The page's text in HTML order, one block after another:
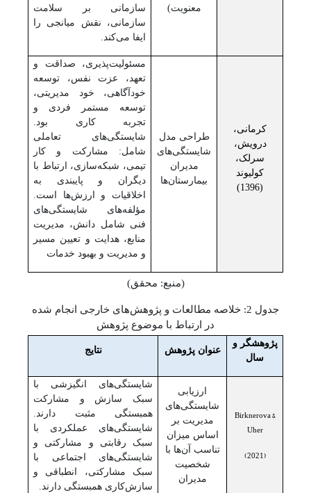
معنویت)
سازمانی بر سلامت
سازمانی، نقش میانجی را
ایفا می‌کند.
کرمانی،
درویش،
سرلک،
کولیوند
(1396)
طراحی مدل
شایستگی‌های
مدیران
بیمارستان‌ها
مسئولیت‌پذیری، صداقت و
تعهد، عزت نفس، توسعه
خودآگاهی، خود مدیریتی،
توسعه مستمر فردی و
تجربه کاری بود.
شایستگی‌های تعاملی
شامل: مشارکت و کار
تیمی، شبکه‌سازی، ارتباط با
دیگران و پایبندی به
اخلاقیات و ارزش‌ها است.
مؤلفه‌های شایستگی‌های
فنی شامل دانش، مدیریت
منابع، هدایت و تعیین مسیر
و مدیریت و بهبود خدمات
(منبع: محقق)
جدول 2: خلاصه مطالعات و پژوهش‌های خارجی انجام شده
در ارتباط با موضوع پژوهش
پژوهشگر و
سال
عنوان پژوهش نتایج
Birknerova &
Uher
(2021)
ارزیابی
شایستگی‌های
مدیریت بر
اساس میزان
تناسب آن‌ها با
شخصیت
مدیران
شایستگی‌های انگیزشی با
سبک سازش و مشارکت
همبستگی مثبت دارند.
شایستگی‌های عملکردی با
سبک رقابتی و مشارکتی و
شایستگی‌های اجتماعی با
سبک مشارکتی، انطباقی و
سازش‌کاری همبستگی دارند.